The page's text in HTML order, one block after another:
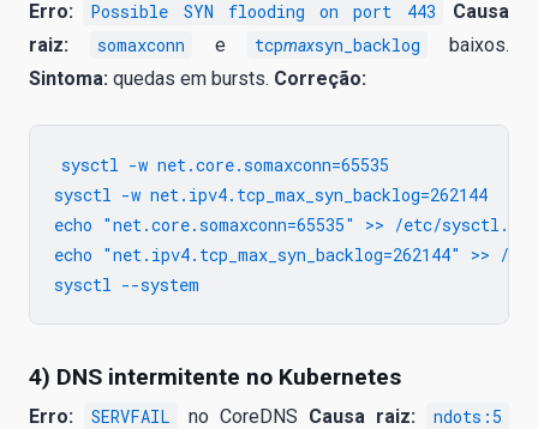
Erro: Possible SYN flooding on port 443
Causa
raiz:
somaxconn e tcpmaxsyn_backlog
baixos.
Sintoma: quedas em bursts. Correção:
sysctl -w net.core.somaxconn=65535
sysctl -w net.ipv4.tcp_max_syn_backlog=262144
echo "net.core.somaxconn=65535" >> /etc/sysctl.d/
echo "net.ipv4.tcp_max_syn_backlog=262144" >> /
4) DNS intermitente no Kubernetes
Erro: SERVFAIL no CoreDNS Causa raiz:
ndots:5